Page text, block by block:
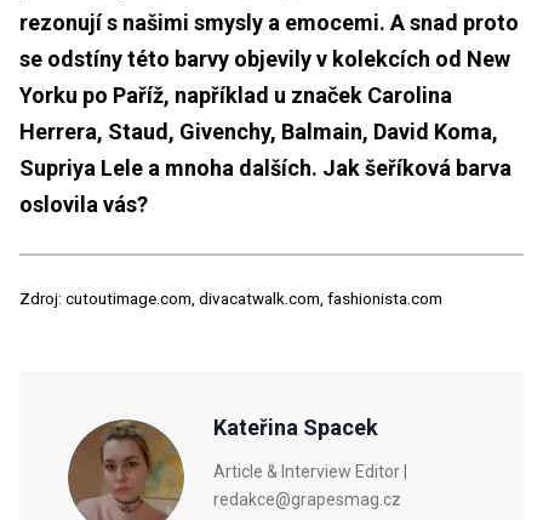
rezonují s našimi smysly a emocemi. A snad proto
se odstíny této barvy objevily v kolekcích od New
Yorku po Paříž, například u značek Carolina
Herrera, Staud, Givenchy, Balmain, David Koma,
Supriya Lele a mnoha dalších. Jak šeříková barva
oslovila vás?
Zdroj: cutoutimage.com, divacatwalk.com, fashionista.com
Kateřina Spacek
Article & Interview Editor |
redakce@grapesmag.cz